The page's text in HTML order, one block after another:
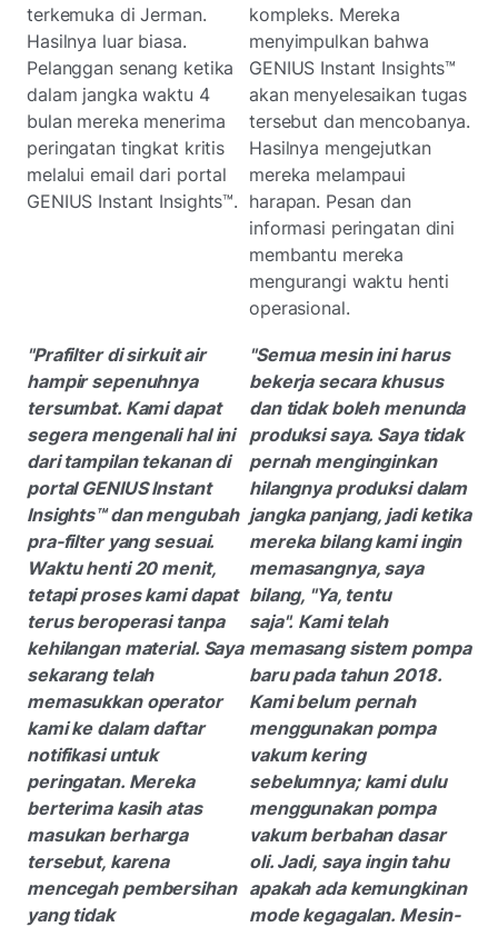
terkemuka di Jerman.
Hasilnya luar biasa.
Pelanggan senang ketika
dalam jangka waktu 4
bulan mereka menerima
peringatan tingkat kritis
melalui email dari portal
GENIUS Instant Insights™.
kompleks. Mereka
menyimpulkan bahwa
GENIUS Instant Insights™
akan menyelesaikan tugas
tersebut dan mencobanya.
Hasilnya mengejutkan
mereka melampaui
harapan. Pesan dan
informasi peringatan dini
membantu mereka
mengurangi waktu henti
operasional.
"Prafilter di sirkuit air
hampir sepenuhnya
tersumbat. Kami dapat
segera mengenali hal ini
dari tampilan tekanan di
portal GENIUS Instant
Insights™ dan mengubah
pra-filter yang sesuai.
Waktu henti 20 menit,
tetapi proses kami dapat
terus beroperasi tanpa
kehilangan material. Saya
sekarang telah
memasukkan operator
kami ke dalam daftar
notifikasi untuk
peringatan. Mereka
berterima kasih atas
masukan berharga
tersebut, karena
mencegah pembersihan
yang tidak
"Semua mesin ini harus
bekerja secara khusus
dan tidak boleh menunda
produksi saya. Saya tidak
pernah menginginkan
hilangnya produksi dalam
jangka panjang, jadi ketika
mereka bilang kami ingin
memasangnya, saya
bilang, "Ya, tentu
saja". Kami telah
memasang sistem pompa
baru pada tahun 2018.
Kami belum pernah
menggunakan pompa
vakum kering
sebelumnya; kami dulu
menggunakan pompa
vakum berbahan dasar
oli. Jadi, saya ingin tahu
apakah ada kemungkinan
mode kegagalan. Mesin-